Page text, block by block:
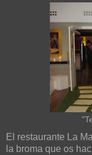
El restaurante La
la broma que os